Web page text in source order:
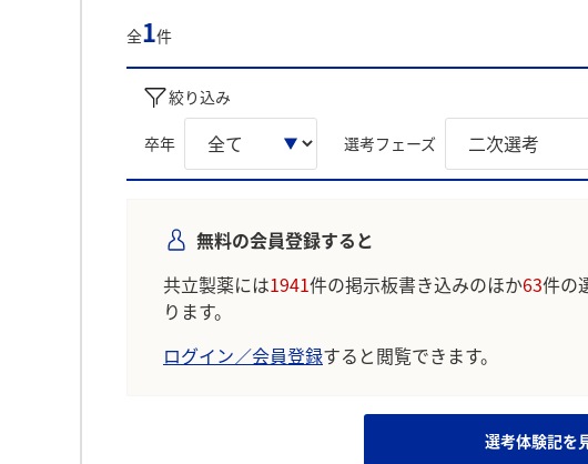
全1件
絞り込み
卒年 選考フェーズ
無料の会員登録すると
共立製薬には1941件の掲示板書き込みのほか63件の
ります。
ログイン／会員登録すると閲覧できます。
選考体験記を